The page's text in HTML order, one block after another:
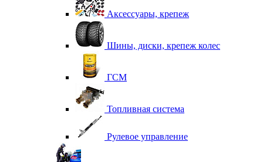
Аксессуары, крепеж
Шины, диски, крепеж колес
ГСМ
Топливная система
Рулевое управление